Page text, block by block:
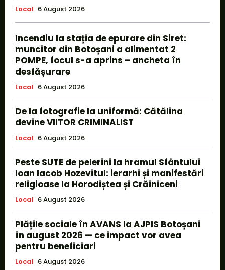
Local 6 August 2026
Incendiu la stația de epurare din Siret:
muncitor din Botoșani a alimentat 2
POMPE, focul s-a aprins – ancheta în
desfășurare
Local 6 August 2026
De la fotografie la uniformă: Cătălina
devine VIITOR CRIMINALIST
Local 6 August 2026
Peste SUTE de pelerini la hramul Sfântului
Ioan Iacob Hozevitul: ierarhi și manifestări
religioase la Horodiștea și Crăiniceni
Local 6 August 2026
Plățile sociale în AVANS la AJPIS Botoșani
în august 2026 — ce impact vor avea
pentru beneficiari
Local 6 August 2026